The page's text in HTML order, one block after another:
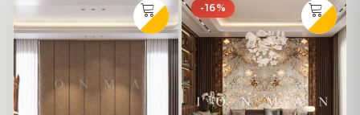
-16%